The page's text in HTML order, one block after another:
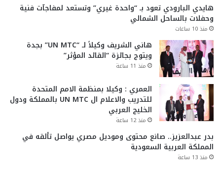
هايدي البارودي تعود بـ “واحدة غيري” وتستعد لمفاجآت فنية
وحفلات بالساحل الشمالي
منذ 10 ساعات
هاني الشريف وكيلاً لـ “UN MTC” بجدة
ويتوج بجائزة “القائد المؤثر”
منذ 11 ساعة
العمري : وكيلا بمنظمة الامم المتحدة
للتدريب والاعلام ال UN MTC بالمملكة ودول
الخليج العربي
منذ 12 ساعة
بدر عبدالعزيز.. صانع محتوى وموديل مصري يواصل تألقه في
المملكة العربية السعودية
منذ 13 ساعة